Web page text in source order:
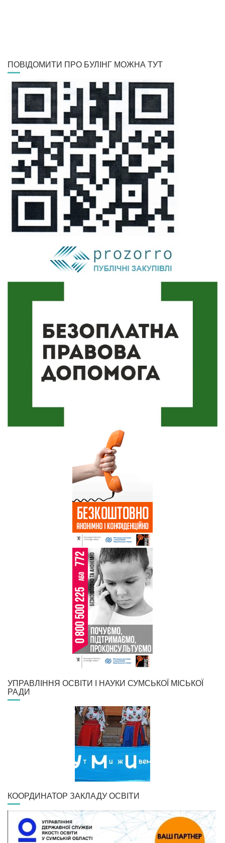
ПОВІДОМИТИ ПРО БУЛІНГ МОЖНА ТУТ
УПРАВЛІННЯ ОСВІТИ І НАУКИ СУМСЬКОЇ МІСЬКОЇ
РАДИ
КООРДИНАТОР ЗАКЛАДУ ОСВІТИ